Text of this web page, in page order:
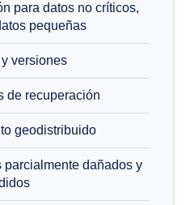
para datos no críticos,
pequeñas
versiones
de recuperación
geodistribuido
parcialmente dañados y